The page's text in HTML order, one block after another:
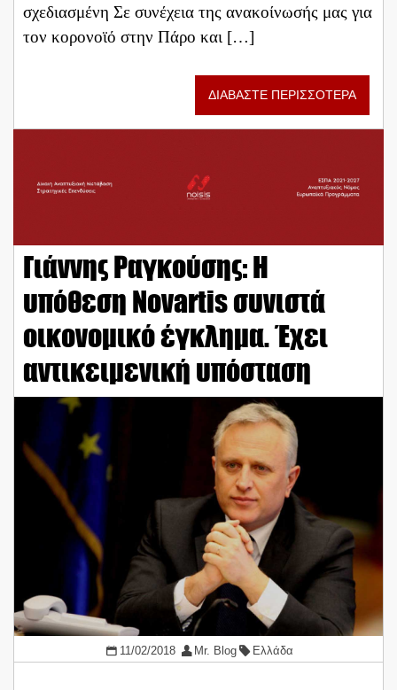
σχεδιασμένη Σε συνέχεια της ανακοίνωσής μας για
τον κορονοϊό στην Πάρο και […]
ΔΙΑΒΑΣΤΕ ΠΕΡΙΣΣΟΤΕΡΑ
Γιάννης Ραγκούσης: Η
υπόθεση Novartis συνιστά
οικονομικό έγκλημα. Έχει
αντικειμενική υπόσταση
11/02/2018 Mr. Blog Ελλάδα